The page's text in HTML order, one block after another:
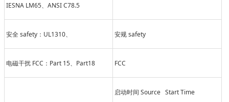
IESNA LM65 ANSI C78.5
安全 safety ： UL1310 安规 safety
电磁干扰 FCC ： Part 15 Part18 FCC
启动时间 Source Start Time